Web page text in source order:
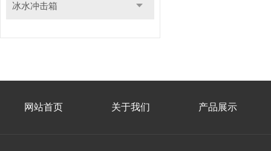
冰水冲击箱
网站首页 关于我们 产品展示